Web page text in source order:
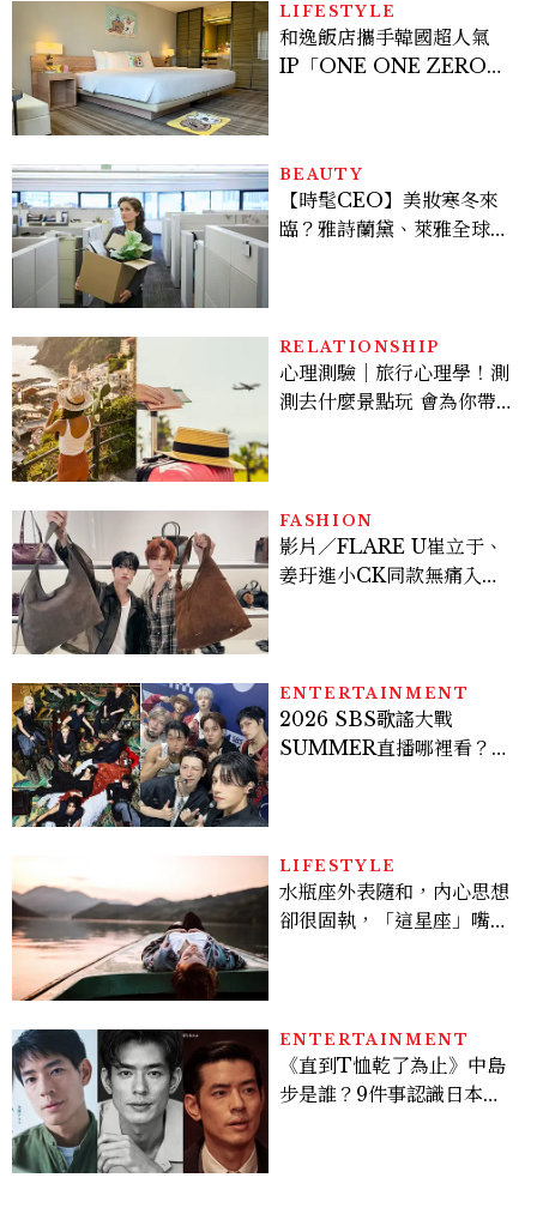
LIFESTYLE
和逸飯店攜手韓國超人氣
IP「ONE ONE ZERO
BEAUTY
【時髦CEO】美妝寒冬來
臨？雅詩蘭黛、萊雅全球裁
RELATIONSHIP
心理測驗｜旅行心理學！測
測去什麼景點玩 會為你帶來
FASHION
影片／FLARE U崔立于、
姜玗進小CK同款無痛入
ENTERTAINMENT
2026 SBS歌謠大戰
SUMMER直播哪裡看？
LIFESTYLE
水瓶座外表隨和，內心思想
卻很固執，「這星座」嘴上
ENTERTAINMENT
《直到T恤乾了為止》中島
步是誰？9件事認識日本